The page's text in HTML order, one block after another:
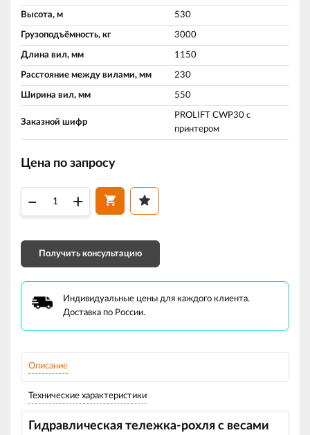
Высота, м 530
Грузоподъёмность, кг 3000
Длина вил, мм 1150
Расстояние между вилами, мм 230
Ширина вил, мм 550
Заказной шифр
PROLIFT CWP30 с
принтером
Цена по запросу
– +
Получить консультацию
Индивидуальные цены для каждого клиента.
Доставка по России.
Описание
Технические характеристики
Гидравлическая тележка‑рохля с весами